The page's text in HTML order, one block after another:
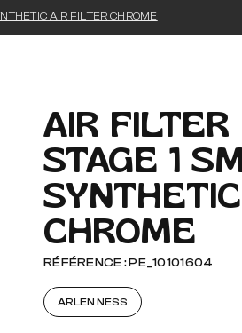
CARENAGES
FIXATIONS
PRODUIT CHIMIQUES ET
D'ALLUMAGE
GOODIES
AIR FILTER CHROME
AIR
STAGE 1
CHROME
RÉFÉRENCE : PE_10101604
ARLEN NESS